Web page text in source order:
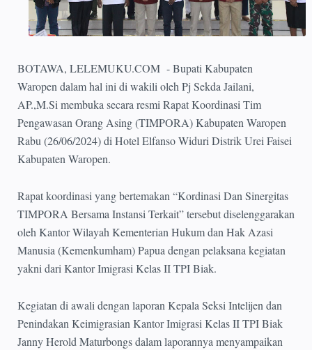
BOTAWA, LELEMUKU.COM - Bupati Kabupaten
Waropen dalam hal ini di wakili oleh Pj Sekda Jailani,
AP.,M.Si membuka secara resmi Rapat Koordinasi Tim
Pengawasan Orang Asing (TIMPORA) Kabupaten Waropen
Rabu (26/06/2024) di Hotel Elfanso Widuri Distrik Urei Faisei
Kabupaten Waropen.
Rapat koordinasi yang bertemakan “Kordinasi Dan Sinergitas
TIMPORA Bersama Instansi Terkait” tersebut diselenggarakan
oleh Kantor Wilayah Kementerian Hukum dan Hak Azasi
Manusia (Kemenkumham) Papua dengan pelaksana kegiatan
yakni dari Kantor Imigrasi Kelas II TPI Biak.
Kegiatan di awali dengan laporan Kepala Seksi Intelijen dan
Penindakan Keimigrasian Kantor Imigrasi Kelas II TPI Biak
Janny Herold Maturbongs dalam laporannya menyampaikan